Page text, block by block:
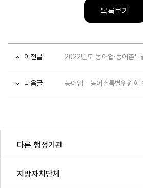
목록보기
이전글
다음글
다른 행정기관
지방자치단체